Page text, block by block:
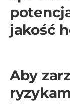
jakość
Aby